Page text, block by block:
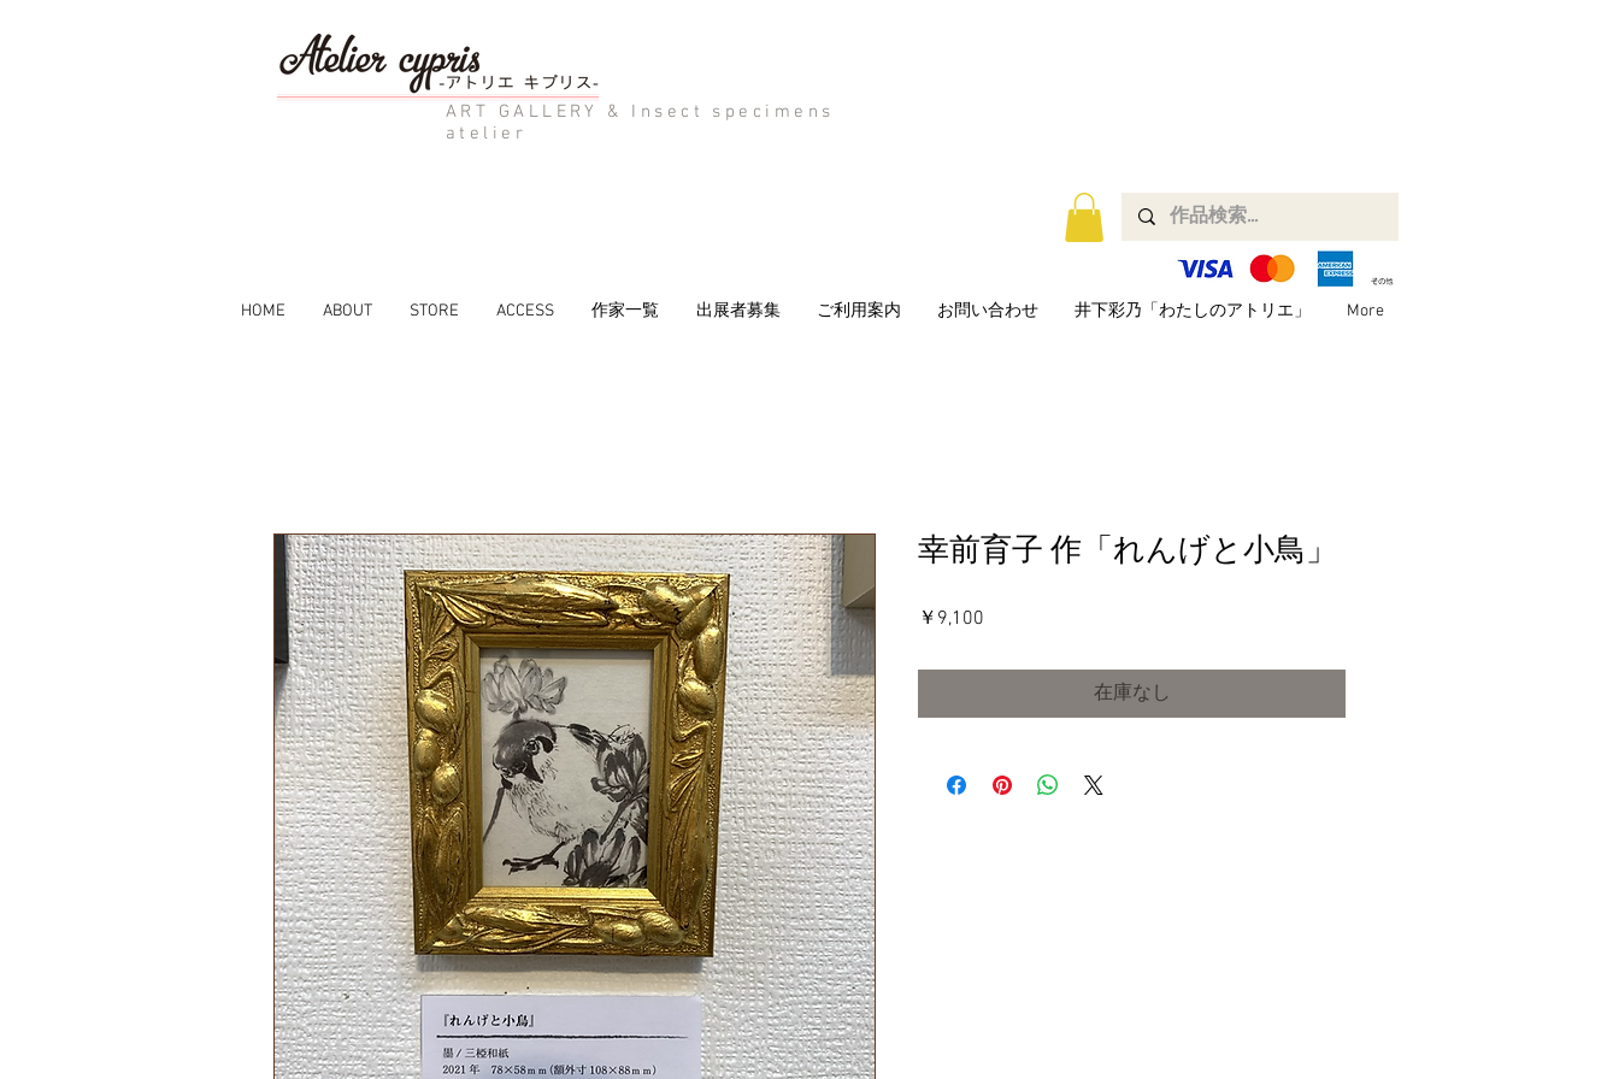
ART GALLERY & Insect specimens
atelier
HOME ABOUT STORE ACCESS 作家一覧 出展者募集 ご利用案内 お問い合わせ 井下彩乃「わたしのアトリエ」 More
幸前育子 作「れんげと小鳥」
￥9,100
在庫なし